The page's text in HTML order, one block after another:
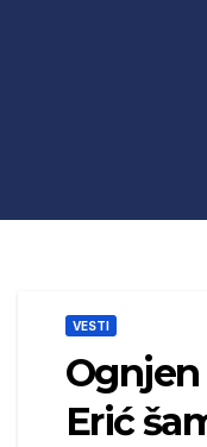
VESTI
Ognjen
Erić